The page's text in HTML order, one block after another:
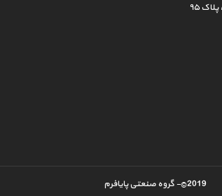
۹۵
©2019- گروه صنعتی پایافرم